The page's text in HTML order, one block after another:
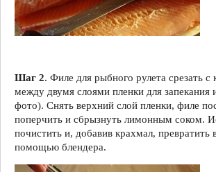
Шаг 2. Филе для рыбного рулета срезать
между двумя слоями пленки для запекания
фото). Снять верхний слой пленки, филе
поперчить и сбрызнуть лимонным соком.
почистить и, добавив крахмал, превратить
помощью блендера.